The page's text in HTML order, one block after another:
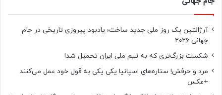
آرژانتین یک روز ملی جدید ساخت؛ یادبود پیروزی تاریخی در جام
جهانی ۲۰۲۶
شکست بزرگ‌تری که به تیم ملی ایران تحمیل شد!
مرد و حرفش! ستاره‌های اسپانیا یکی یکی به قول خود عمل می‌کنند
+عکس